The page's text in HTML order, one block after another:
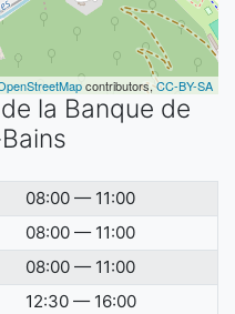
contributors,CC-BY-SA
la Banque de
08:00 — 11:00
08:00 — 11:00
08:00 — 11:00
12:30 — 16:00